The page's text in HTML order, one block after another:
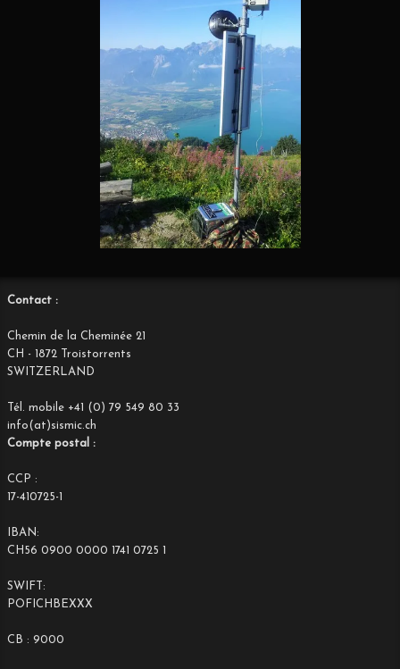
Contact :
Chemin de la Cheminée 21
CH - 1872 Troistorrents
SWITZERLAND
Tél. mobile +41 (0) 79 549 80 33
info(at)sismic.ch
Compte postal :
CCP :
17-410725-1
IBAN:
CH56 0900 0000 1741 0725 1
SWIFT:
POFICHBEXXX
CB : 9000